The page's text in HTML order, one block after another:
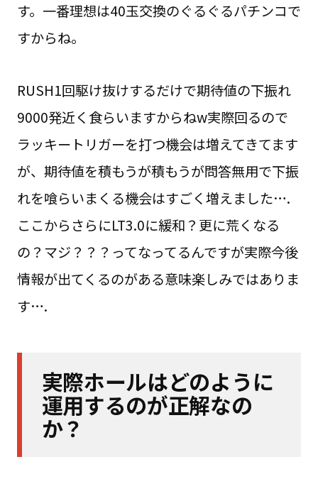
す。一番理想は40玉交換のぐるぐるパチンコで
すからね。
RUSH1回駆け抜けするだけで期待値の下振れ
9000発近く食らいますからねw実際回るので
ラッキートリガーを打つ機会は増えてきてます
が、期待値を積もうが積もうが問答無用で下振
れを喰らいまくる機会はすごく増えました….
ここからさらにLT3.0に緩和？更に荒くなる
の？マジ？？？ってなってるんですが実際今後
情報が出てくるのがある意味楽しみではありま
す….
実際ホールはどのように
運用するのが正解なの
か？